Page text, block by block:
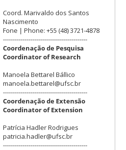
Coord. Marivaldo dos Santos
Nascimento
Fone | Phone: +55 (48) 3721-4878
-------------------------------------------
Coordenação de Pesquisa
Coordinator of Research
Manoela Bettarel Bállico
manoela.bettarel@ufsc.br
-------------------------------------------
Coordenação de Extensão
Coordinator of Extension
Patrícia Hadler Rodrigues
patricia.hadler@ufsc.br
-------------------------------------------